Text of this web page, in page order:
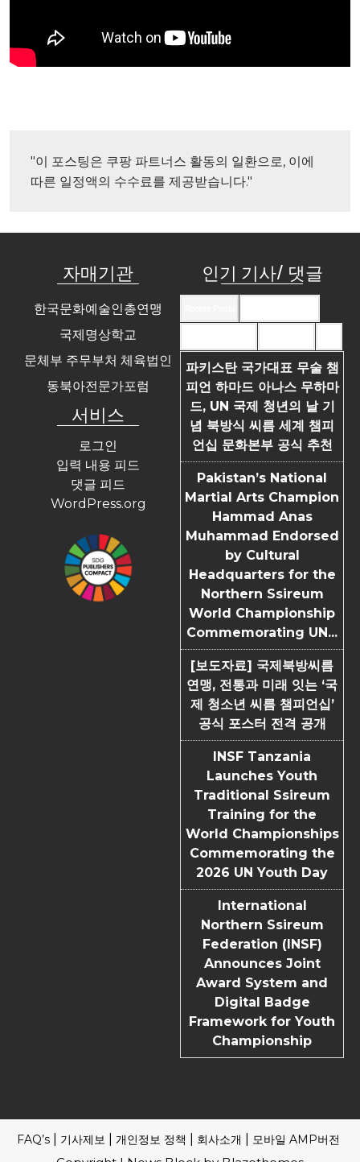
"이 포스팅은 쿠팡 파트너스 활동의 일환으로, 이에
따른 일정액의 수수료를 제공받습니다."
자매기관
한국문화예술인총연맹
국제명상학교
문체부 주무부처 체육법인
동북아전문가포럼
서비스
로그인
입력 내용 피드
댓글 피드
WordPress.org
인기 기사/ 댓글
파키스탄 국가대표 무술 챔
피언 하마드 아나스 무하마
드, UN 국제 청년의 날 기
념 북방식 씨름 세계 챔피
언십 문화본부 공식 추천
Pakistan’s National
Martial Arts Champion
Hammad Anas
Muhammad Endorsed
by Cultural
Headquarters for the
Northern Ssireum
World Championship
Commemorating UN...
[보도자료] 국제북방씨름
연맹, 전통과 미래 잇는 ‘국
제 청소년 씨름 챔피언십’
공식 포스터 전격 공개
INSF Tanzania
Launches Youth
Traditional Ssireum
Training for the
World Championships
Commemorating the
2026 UN Youth Day
International
Northern Ssireum
Federation (INSF)
Announces Joint
Award System and
Digital Badge
Framework for Youth
Championship
FAQ’s 기사제보 개인정보 정책 회사소개 모바일 AMP버전